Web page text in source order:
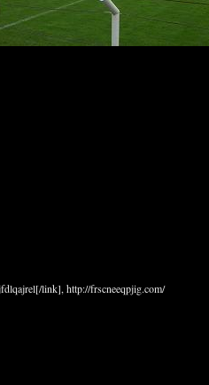
link], http://frscneeqpjig.com/